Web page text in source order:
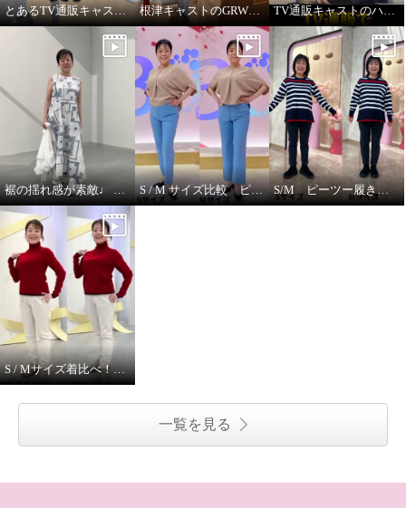
とあるTV通販キャストの髪型 根津キャストのGRWM～バブルファンデ紹介します！
裾の揺れ感が素敵♩ ハヤマブリーズ ワンピース S / M サイズ比較 ピーツー S/M ピーツー履き比べ
S / Mサイズ着比べ！ モカサンジュンコシマダ
一覧を見る